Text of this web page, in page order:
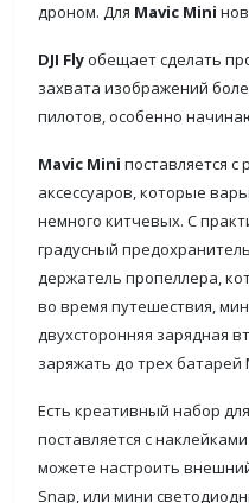
дроном. Для Mavic Mini
DJI Flyобещает сделать
захвата изображений
пилотов, особенно
Mavic Mini поставляется
аксессуаров, которые
немного китчевых. С
градусный
держатель пропеллера,
во время путешествия,
двухсторонняя зарядная
заряжать до трех
Есть креативный набор
поставляется с
можете настроить
Snap, или мини